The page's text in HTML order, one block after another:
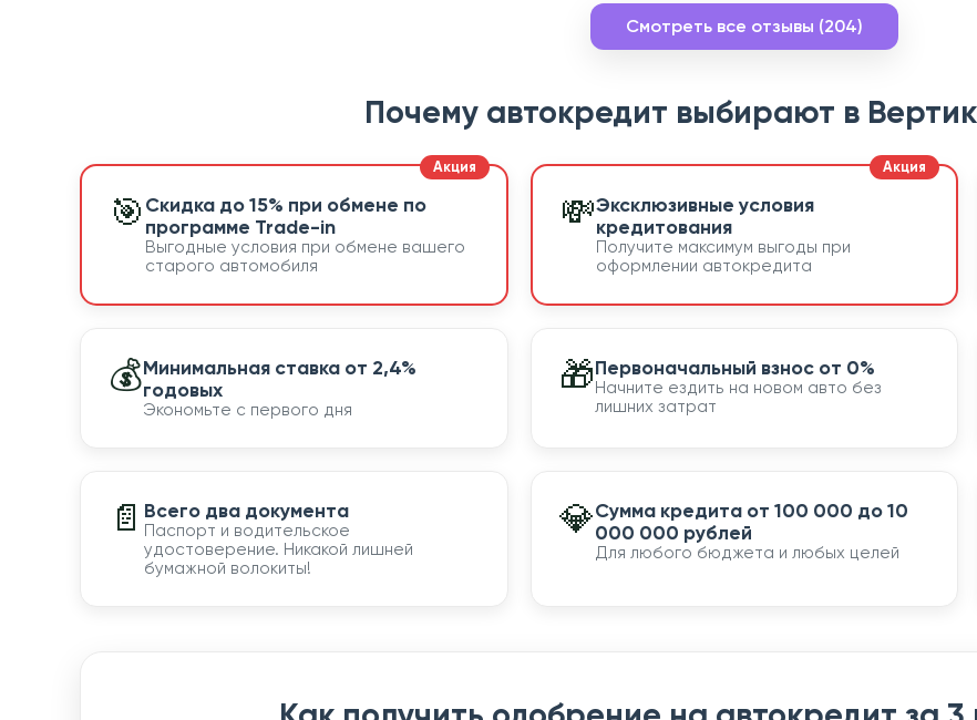
Смотреть все отзывы (204)
Почему автокредит выбирают в
🎯 Скидка до 15% при обмене по
программе Trade-in
Выгодные условия при обмене вашего
старого автомобиля
💸Эксклюзивные условия
кредитования
Получите максимум выгоды при
оформлении автокредита
💰Минимальная ставка от 2,4%
годовых
Экономьте с первого дня
🎁Первоначальный взнос от 0%
Начните ездить на новом авто без
лишних затрат
📄 Всего два документа
Паспорт и водительское
удостоверение. Никакой лишней
бумажной волокиты!
💎Сумма кредита от 100 000 до 10
000 000 рублей
Для любого бюджета и любых целей